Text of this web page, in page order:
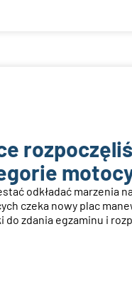
odkładać marzenia
czeka nowy plac
do zdania egzaminu i